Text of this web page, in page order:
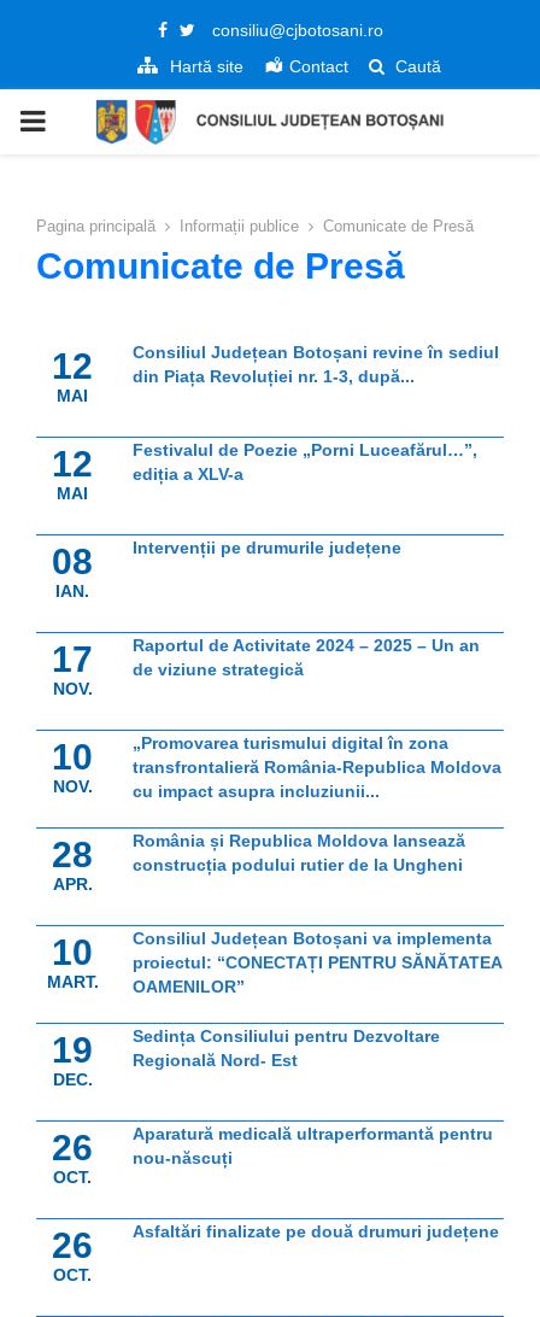
Facebook
Twitter
consiliu@cjbotosani.ro
Hartă site
Contact Caută
PRIMARY
Pagina principală Informații publice Comunicate de Presă
Comunicate de Presă
12
MAI
Consiliul Județean Botoșani revine în sediul
din Piața Revoluției nr. 1-3, după...
12
MAI
Festivalul de Poezie „Porni Luceafărul…”,
ediția a XLV-a
08
IAN.
Intervenții pe drumurile județene
17
NOV.
Raportul de Activitate 2024 – 2025 – Un an
de viziune strategică
10
NOV.
„Promovarea turismului digital în zona
transfrontalieră România-Republica Moldova
cu impact asupra incluziunii...
28
APR.
România și Republica Moldova lansează
construcția podului rutier de la Ungheni
10
MART.
Consiliul Județean Botoșani va implementa
proiectul: “CONECTAȚI PENTRU SĂNĂTATEA
OAMENILOR”
19
DEC.
Sedința Consiliului pentru Dezvoltare
Regională Nord- Est
26
OCT.
Aparatură medicală ultraperformantă pentru
nou-născuți
26
OCT.
Asfaltări finalizate pe două drumuri județene